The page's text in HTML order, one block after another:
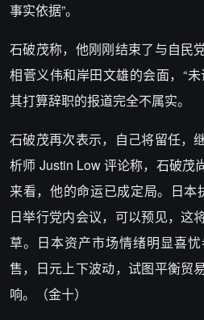
事实依据”。
石破茂称，他刚刚结束了与自民
相菅义伟和岸田文雄的会面，“
其打算辞职的报道完全不属实。
石破茂再次表示，自己将留任，
析师 Justin Low 评论称，石破茂
来看，他的命运已成定局。日本
日举行党内会议，可以预见，这
草。日本资产市场情绪明显喜
售，日元上下波动，试图平衡贸
响。（金十）